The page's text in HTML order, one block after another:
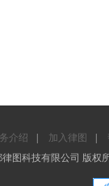
介绍 加入律图
律图科技有限公司 版权